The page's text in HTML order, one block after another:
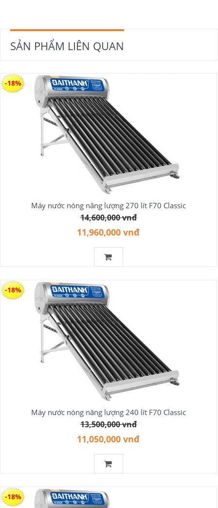
SẢN PHẨM LIÊN QUAN
Máy nước nóng năng lượng 270 lít F70 Classic
14,600,000 vnđ
11,960,000 vnđ
-18%
Máy nước nóng năng lượng 240 lít F70 Classic
13,500,000 vnđ
11,050,000 vnđ
-18%
-18%